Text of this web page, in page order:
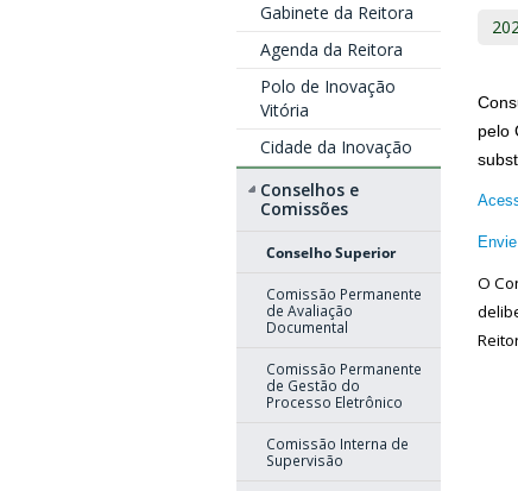
Gabinete da Reitora
Agenda da Reitora
Polo de Inovação
Vitória
Cidade da Inovação
Conselhos e
Comissões
Conselho Superior
Comissão Permanente
de Avaliação
Documental
Comissão Permanente
de Gestão do
Processo Eletrônico
Comissão Interna de
Supervisão
pelo
O